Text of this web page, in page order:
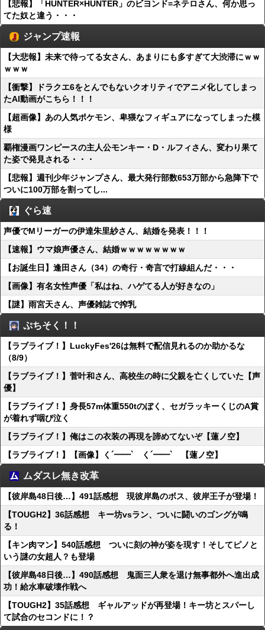
【悲報】「HUNTER×HUNTER」のビヨンド=ネテロさん、何か思っ
てた奴と違う・・・
ジャンプ速報
【大悲報】未来で待ってる女さん、あまりにも多すぎて大渋滞にｗｗ
ｗｗｗ
【衝撃】ドラクエ6をとんでもないクオリティでアニメ化してしまっ
たAI動画がこちら！！！
【超画像】あの人気ポケモン、卑猥なフィギュアになってしまった模
様
覇権漫画ワンピースの主人公モンキー・D・ルフィさん、変わり果て
た姿で発見される・・・
【悲報】週刊少年ジャンプさん、最大発行部数653万部から急降下で
ついに100万部を割ってし...
ぐら速
声優でMリーガーの伊達朱里紗さん、結婚を発表！！！
【速報】ウマ娘声優さん、結婚ｗｗｗｗｗｗｗｗ
【お誕生日】逢田さん（34）の奇行・奇言で打線組んだ・・・
【画像】有名女性声優「私はね、ハゲてる人が好きなの」
【謎】雨宮天さん、声優雑誌で搾乳
ぷちそく！！
【ラブライブ！】LuckyFes'26は無料で配信見れるのか助かるな
（8/9）
【ラブライブ！】菅叶和さん、高校生の時に父親を亡くしていた【声
優】
【ラブライブ！】身長57m体重550tのぼく、セガラッキーくじのA賞
が着れず咽び泣く
【ラブライブ！】俺はこの衣装の再現を諦めてないぞ【蓮ノ空】
【ラブライブ！】【画像】く´━━`ゝく´━━`ゝ【蓮ノ空】
ムダスレ無き改革
【彼岸島48日後…】491話感想 現彼岸島のボス、彼岸王子が登場！
【TOUGH2】36話感想 キー坊vsラン、ついに闘いのゴングが鳴
る！
【キン肉マン】540話感想 ついに刻の神が姿を現す！そしてピノと
いう謎の女超人？も登場
【彼岸島48日後…】490話感想 鬼面三人衆を退け無事都外へ進出成
功！給水車破壊作戦へ
【TOUGH2】35話感想 ギャルアッドが再登場！キー坊とスパーし
て試合のセコンドに！？